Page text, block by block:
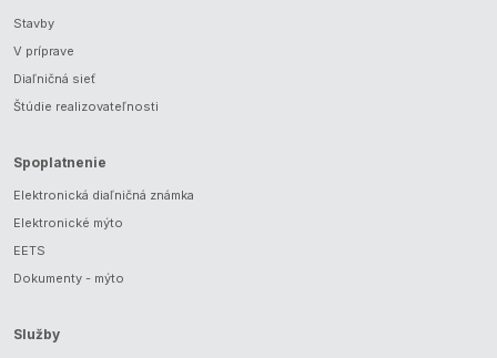
Stavby
V príprave
Diaľničná sieť
Štúdie realizovateľnosti
Spoplatnenie
Elektronická diaľničná známka
Elektronické mýto
EETS
Dokumenty - mýto
Služby